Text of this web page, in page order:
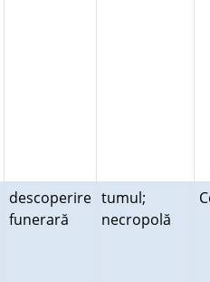
descoperire
funerară
tumul;
necropolă